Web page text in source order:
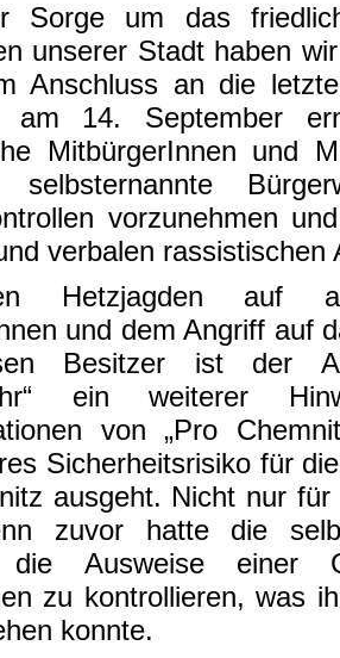
Sorge um das
unserer Stadt haben
Anschluss an die
am 14. September
MitbürgerInnen und
vorzunehmen
verbalen
Hetzjagden auf
und dem Angriff auf
Besitzer ist der
ein weiterer
von „Pro
Sicherheitsrisiko für
ausgeht. Nicht nur
zuvor hatte die
die Ausweise einer
zu kontrollieren, was
konnte.